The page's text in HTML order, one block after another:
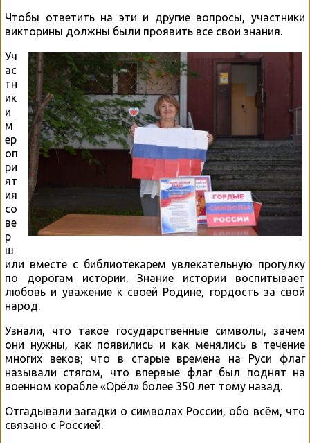
Чтобы ответить на эти и другие вопросы, участники
викторины должны были проявить все свои знания.
Уч
ас
тн
ик
и
м
ер
оп
ри
ят
ия
со
ве
р
ш
или вместе с библиотекарем увлекательную прогулку
по дорогам истории. Знание истории воспитывает
любовь и уважение к своей Родине, гордость за свой
народ.
Узнали, что такое государственные символы, зачем
они нужны, как появились и как менялись в течение
многих веков; что в старые времена на Руси флаг
называли стягом, что впервые флаг был поднят на
военном корабле «Орёл» более 350 лет тому назад.
Отгадывали загадки о символах России, обо всём, что
связано с Россией.